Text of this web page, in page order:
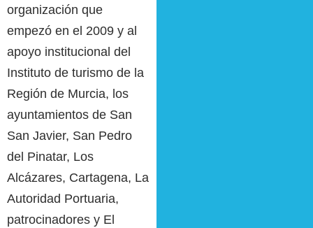
organización que
empezó en el 2009 y al
apoyo institucional del
Instituto de turismo de la
Región de Murcia, los
ayuntamientos de San
San Javier, San Pedro
del Pinatar, Los
Alcázares, Cartagena, La
Autoridad Portuaria,
patrocinadores y El